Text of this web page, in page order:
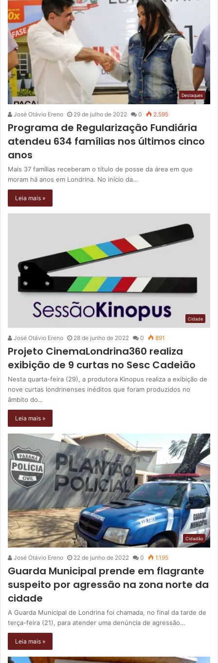
Destaques
José Otávio Ereno 29 de julho de 2022 0 2.595
Programa de Regularização Fundiária
atendeu 634 famílias nos últimos cinco
anos
Mais 37 famílias receberam o título de posse da área em que
moram há anos em Londrina. No início da…
Leia mais »
Cidade
José Otávio Ereno 28 de junho de 2022 0 891
Projeto CinemaLondrina360 realiza
exibição de 9 curtas no Sesc Cadeião
Nesta quarta-feira (29), a produtora Kinopus realiza a exibição de
nove curtas londrinenses inéditos que foram produzidos no
âmbito do…
Leia mais »
Cidadão
José Otávio Ereno 22 de junho de 2022 0 1.195
Guarda Municipal prende em flagrante
suspeito por agressão na zona norte da
cidade
A Guarda Municipal de Londrina foi chamada, no final da tarde de
terça-feira (21), para atender uma denúncia de agressão…
Leia mais »